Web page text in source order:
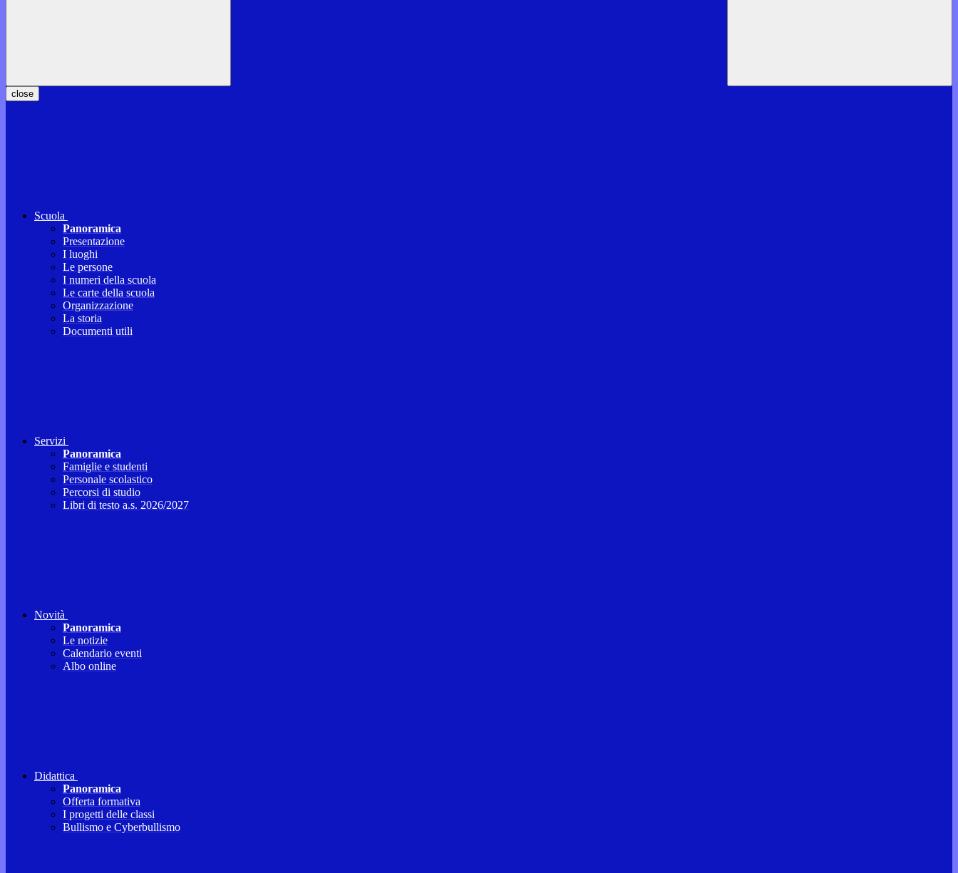
close
Scuola
Panoramica
Presentazione
I luoghi
Le persone
I numeri della scuola
Le carte della scuola
Organizzazione
La storia
Documenti utili
Servizi
Panoramica
Famiglie e studenti
Personale scolastico
Percorsi di studio
Libri di testo a.s. 2026/2027
Novità
Panoramica
Le notizie
Calendario eventi
Albo online
Didattica
Panoramica
Offerta formativa
I progetti delle classi
Bullismo e Cyberbullismo